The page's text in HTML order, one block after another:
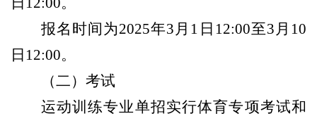
报名时间为2025年3月1日12:00至3月10
日12:00。
（二）考试
运动训练专业单招实行体育专项考试和